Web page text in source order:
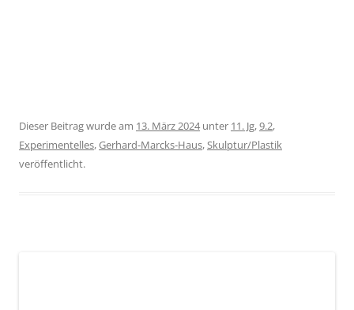
Dieser Beitrag wurde am 13. März 2024unter 11. Jg,9.2,
Experimentelles,Gerhard-Marcks-Haus,Skulptur/Plastik
veröffentlicht.